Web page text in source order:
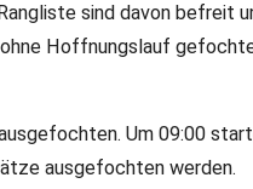
sind davon befreit
Hoffnungslauf
Um 09:00
ausgefochten werden.